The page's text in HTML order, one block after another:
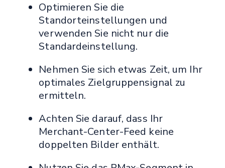
Optimieren Sie die
Standorteinstellungen und
verwenden Sie nicht nur die
Standardeinstellung.
Nehmen Sie sich etwas Zeit, um Ihr
optimales Zielgruppensignal zu
ermitteln.
Achten Sie darauf, dass Ihr
Merchant-Center-Feed keine
doppelten Bilder enthält.